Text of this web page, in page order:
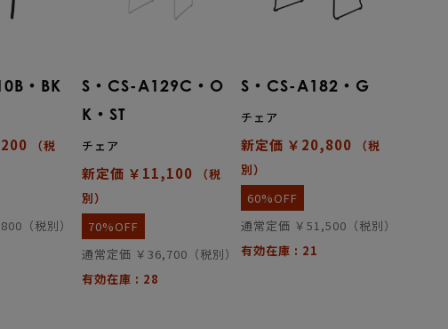
・BK
（税
（税別）
S・CS-A129C・O
K・ST
チェア
新定価 ￥11,100
（税
別）
70%OFF
通常定価 ￥36,700（税別）
有効在庫 : 28
S・CS-A182・G
チェア
新定価 ￥20,800
（税
別）
60%OFF
通常定価 ￥51,500（税別）
有効在庫 : 21